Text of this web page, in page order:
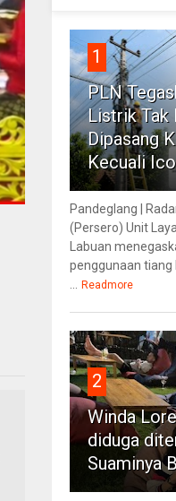
1
PLN
Listrik Tak
Dipasang
Kecuali
Pandeglang |
(Persero) Unit
Labuan
penggunaan tiang
Readmore
2
Winda
diduga
Suaminya